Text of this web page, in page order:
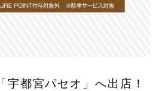
宇都宮パセオ」へ出店！